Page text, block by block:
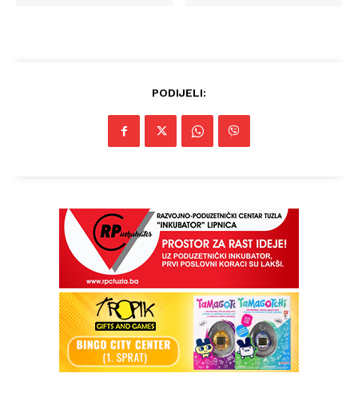
PODIJELI: